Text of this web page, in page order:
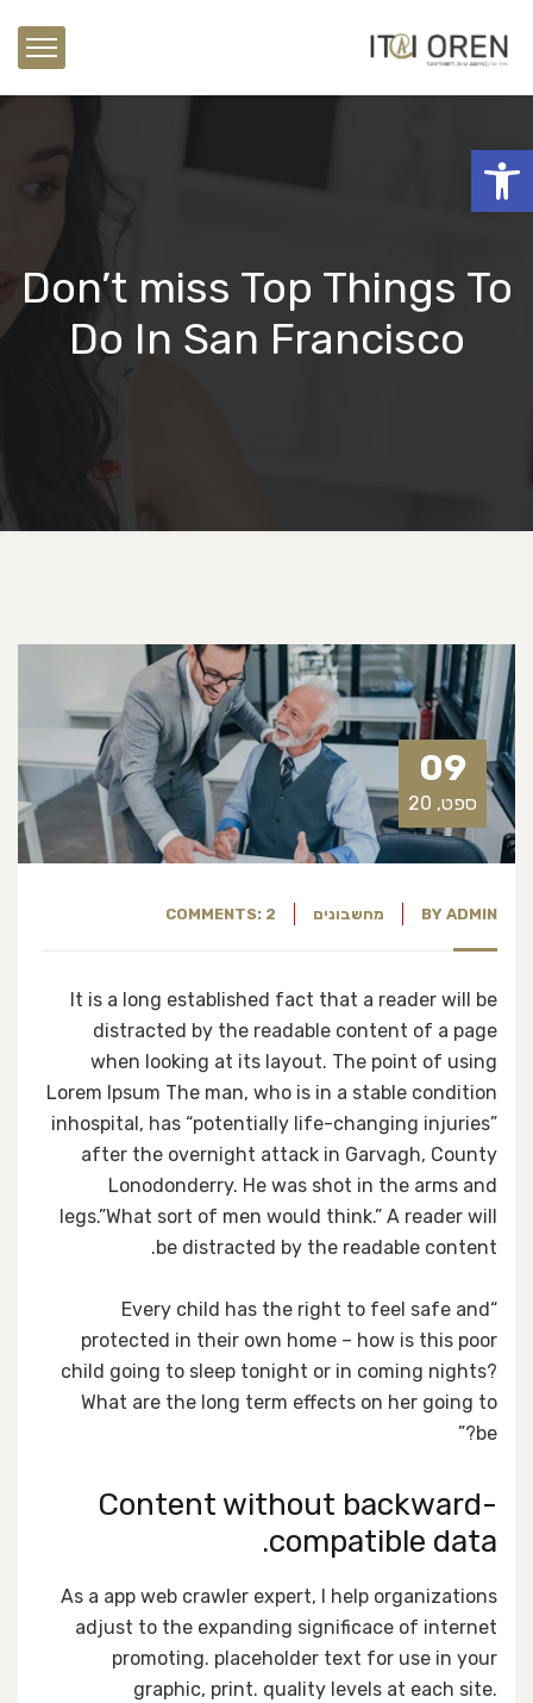
פתח סרגל נגישות
Don’t miss Top Things To
Do In San Francisco
09
ספט, 20
BY ADMIN מחשבונים COMMENTS: 2
It is a long established fact that a reader will be
distracted by the readable content of a page
when looking at its layout. The point of using
Lorem Ipsum The man, who is in a stable condition
inhospital, has “potentially life-changing injuries”
after the overnight attack in Garvagh, County
Lonodonderry. He was shot in the arms and
legs.”What sort of men would think.” A reader will
be distracted by the readable content.
“Every child has the right to feel safe and
protected in their own home – how is this poor
child going to sleep tonight or in coming nights?
What are the long term effects on her going to
be?”
Content without backward-
compatible data.
As a app web crawler expert, I help organizations
adjust to the expanding significace of internet
promoting. placeholder text for use in your
graphic, print. quality levels at each site.